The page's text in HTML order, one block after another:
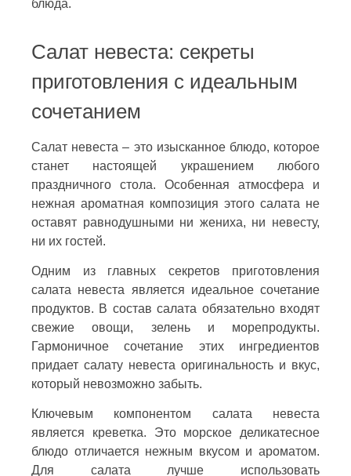
блюда.
Салат невеста: секреты
приготовления с идеальным
сочетанием
Салат невеста – это изысканное блюдо, которое
станет настоящей украшением любого
праздничного стола. Особенная атмосфера и
нежная ароматная композиция этого салата не
оставят равнодушными ни жениха, ни невесту,
ни их гостей.
Одним из главных секретов приготовления
салата невеста является идеальное сочетание
продуктов. В состав салата обязательно входят
свежие овощи, зелень и морепродукты.
Гармоничное сочетание этих ингредиентов
придает салату невеста оригинальность и вкус,
который невозможно забыть.
Ключевым компонентом салата невеста
является креветка. Это морское деликатесное
блюдо отличается нежным вкусом и ароматом.
Для салата лучше использовать